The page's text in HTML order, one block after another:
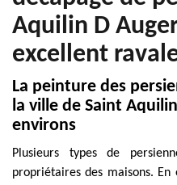
Aquilin D
excellent
La peinture des
la ville de Saint
environs
Plusieurs types de
propriétaires des maisons.